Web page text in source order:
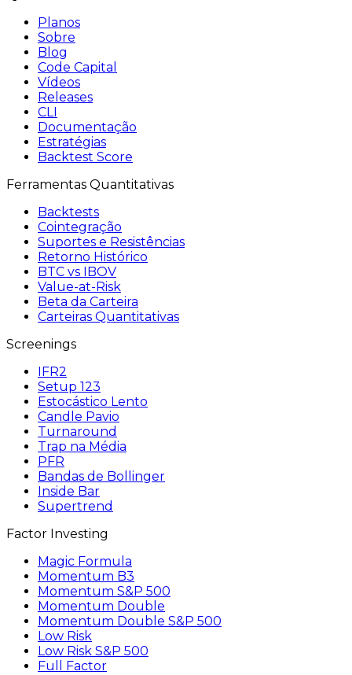
Planos
Sobre
Blog
Code Capital
Vídeos
Releases
CLI
Documentação
Estratégias
Backtest Score
Ferramentas Quantitativas
Backtests
Cointegração
Suportes e Resistências
Retorno Histórico
BTC vs IBOV
Value-at-Risk
Beta da Carteira
Carteiras Quantitativas
Screenings
IFR2
Setup 123
Estocástico Lento
Candle Pavio
Turnaround
Trap na Média
PFR
Bandas de Bollinger
Inside Bar
Supertrend
Factor Investing
Magic Formula
Momentum B3
Momentum S&P 500
Momentum Double
Momentum Double S&P 500
Low Risk
Low Risk S&P 500
Full Factor